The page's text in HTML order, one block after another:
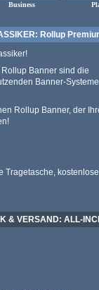
Business
Rollup
Banner sind die
Banner-Systeme
Rollup Banner, der
Tragetasche,
& VERSAND: ALL-